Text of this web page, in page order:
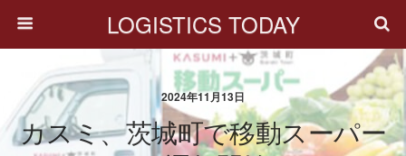
LOGISTICS TODAY
2024年11月13日
カスミ、茨城町で移動スーパー